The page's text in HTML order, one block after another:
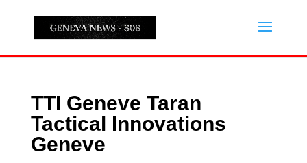
TTI Geneve Taran
Tactical Innovations
Geneve